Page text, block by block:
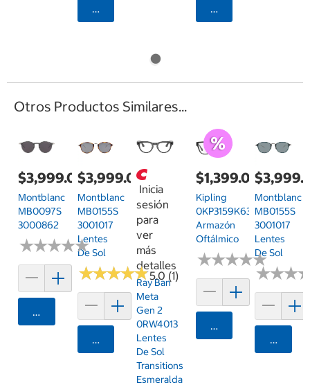
Agregar Agregar
Otros Productos Similares...
$3,999.00
Montblanc
MB0097S
3000862
★★★★★
★★★★★
Agregar
$3,999.00
Montblanc
MB0155S
3001017
Lentes
De Sol
★★★★★
★★★★★5.0 (1)
Agregar
Inicia
sesión
para
ver
más
detalles
Ray Ban
Meta
Gen 2
0RW4013
Lentes
De Sol
Transitions
Esmeralda
$1,399.00
Kipling
0KP3159K635
Armazón
Oftálmico
★★★★★
★★★★★
Agregar
Montblanc
MB0155S
3001017
Lentes
De Sol
★★★
★★★